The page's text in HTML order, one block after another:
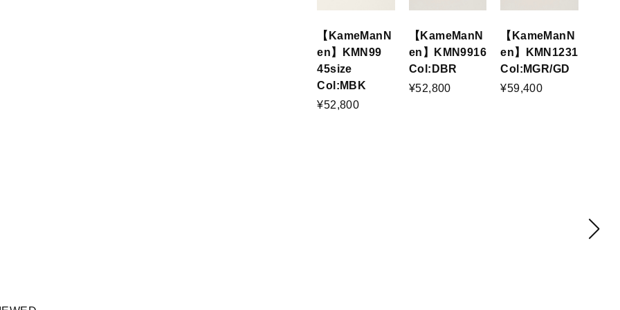
【KameManN
en】KMN99
45size
Col:MBK
¥52,800
【KameManN
en】KMN9916
Col:DBR
¥52,800
【KameManN
en】KMN1231
Col:MGR/GD
¥59,400